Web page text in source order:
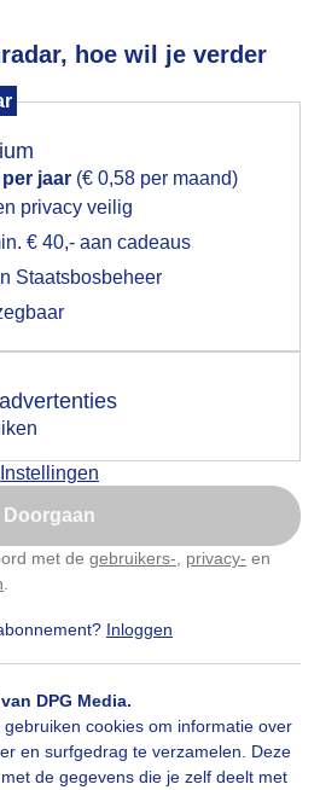
hoe wil je verder
per jaar (€ 0,58 per maand)
privacy veilig
€ 40,- aan cadeaus
Staatsbosbeheer
Instellingen
Doorgaan
met de gebruikers- privacy- en
Inloggen
DPG Media.
cookies om informatie over
en surfgedrag te verzamelen. Deze
de gegevens die je zelf deelt met
gebruiken voor het
akkoord op hebt gegeven,
pop-up uit je browser waarin
toon de popup
misschien later
dit aan te passen